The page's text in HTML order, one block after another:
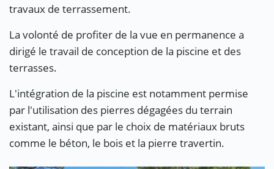
travaux de terrassement.
La volonté de profiter de la vue en permanence a
dirigé le travail de conception de la piscine et des
terrasses.
L'intégration de la piscine est notamment permise
par l'utilisation des pierres dégagées du terrain
existant, ainsi que par le choix de matériaux bruts
comme le béton, le bois et la pierre travertin.